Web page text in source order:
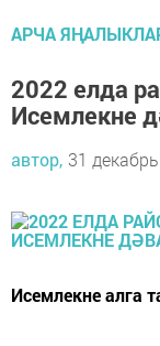
АРЧА
2022 елда
Исемлекне
автор, 31
Исемлекне алга